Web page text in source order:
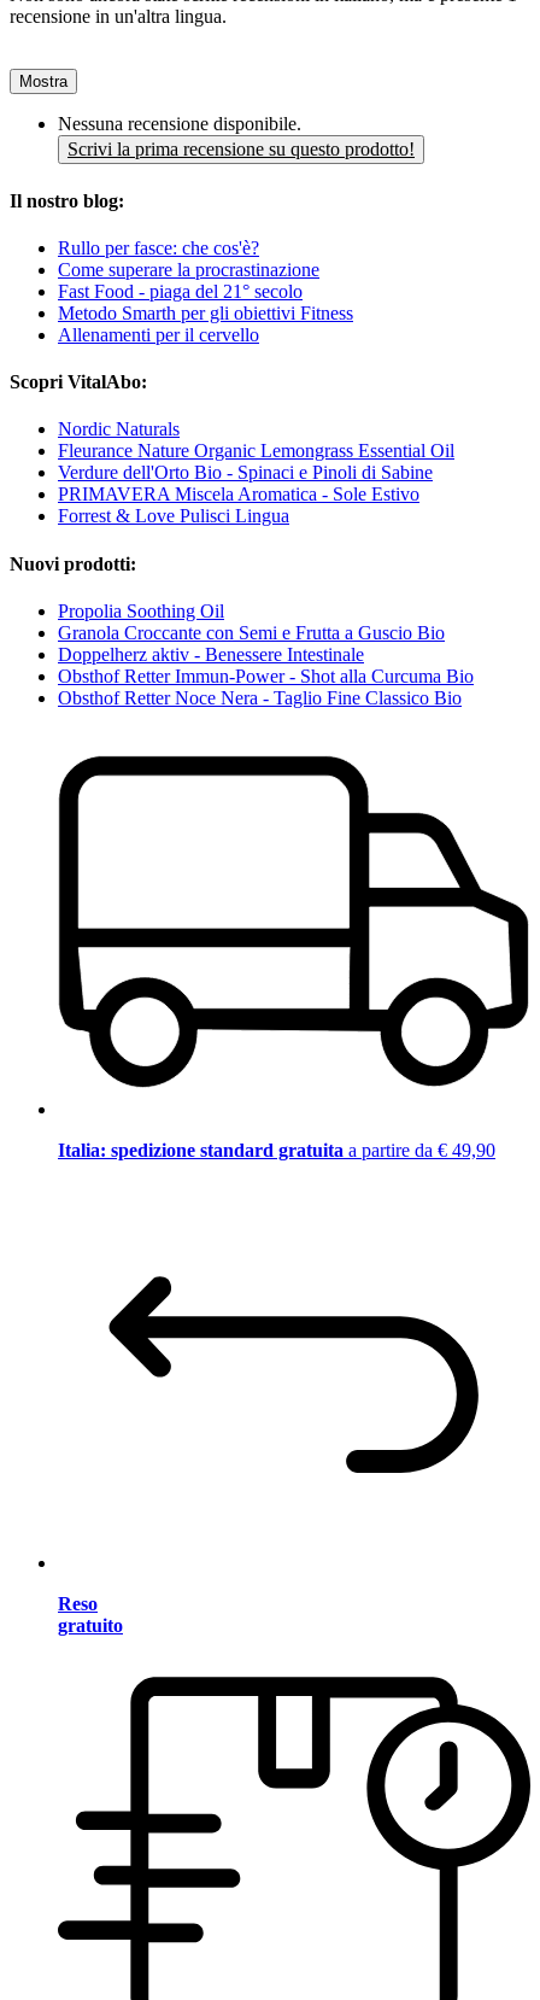
recensione in un'altra lingua.
Mostra
Nessuna recensione disponibile.
Scrivi la prima recensione su questo prodotto!
Il nostro blog:
Rullo per fasce: che cos'è?
Come superare la procrastinazione
Fast Food - piaga del 21° secolo
Metodo Smarth per gli obiettivi Fitness
Allenamenti per il cervello
Scopri VitalAbo:
Nordic Naturals
Fleurance Nature Organic Lemongrass Essential Oil
Verdure dell'Orto Bio - Spinaci e Pinoli di Sabine
PRIMAVERA Miscela Aromatica - Sole Estivo
Forrest & Love Pulisci Lingua
Nuovi prodotti:
Propolia Soothing Oil
Granola Croccante con Semi e Frutta a Guscio Bio
Doppelherz aktiv - Benessere Intestinale
Obsthof Retter Immun-Power - Shot alla Curcuma Bio
Obsthof Retter Noce Nera - Taglio Fine Classico Bio
Italia: spedizione standard gratuita a partire da € 49,90
Reso
gratuito